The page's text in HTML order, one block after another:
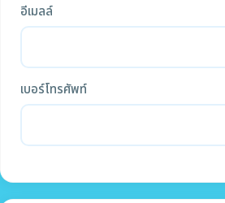
อีเมลล์
เบอร์โทรศัพท์